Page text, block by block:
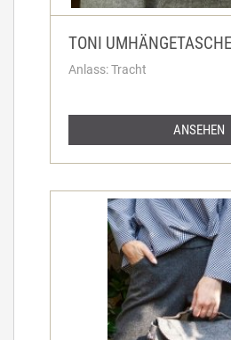
TONI
Anlass: Tracht
ANSEHEN